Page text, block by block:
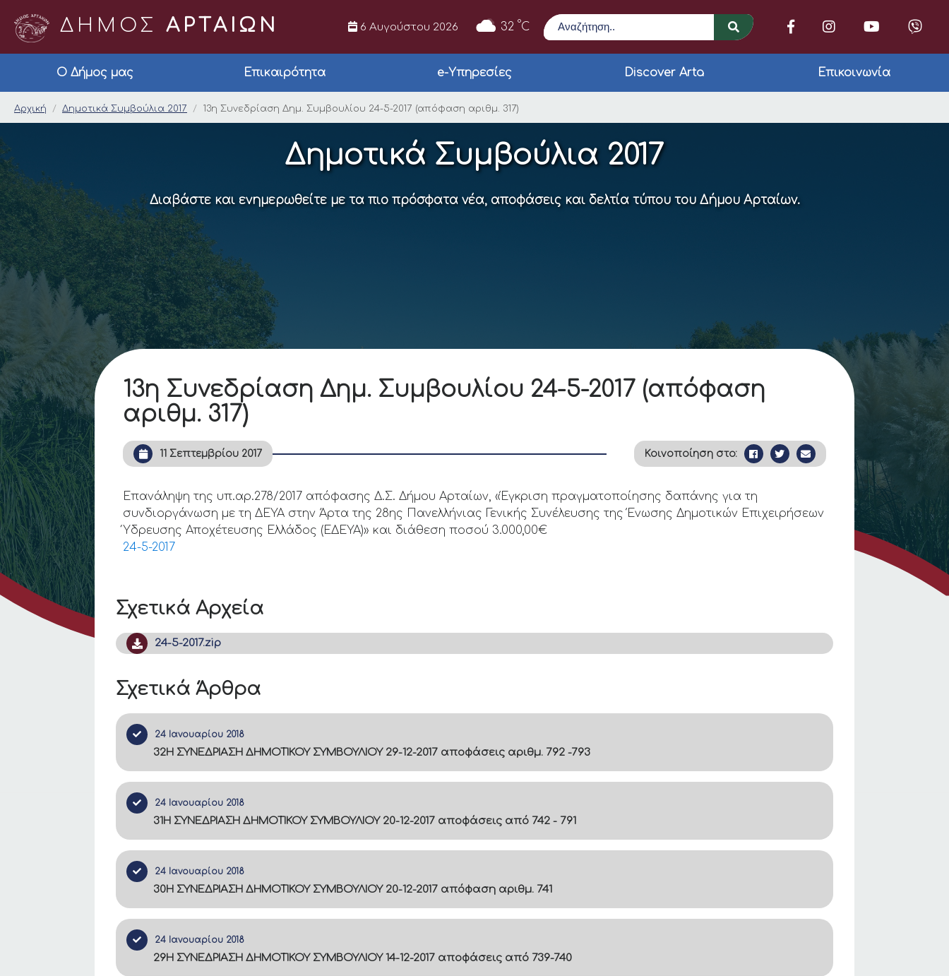
ΔΗΜΟΣ ΑΡΤΑΙΩΝ 6 Αυγούστου 2026 32 °C
Αναζήτηση
Ο Δήμος μας Επικαιρότητα e-Υπηρεσίες Discover Arta Επικοινωνία
13η Συνεδρίαση Δημ. Συμβουλίου 24-5-2017 (απόφαση αριθμ.
Αρχική Δημοτικά Συμβούλια 2017 13η Συνεδρίαση Δημ. Συμβουλίου 24-5-2017 (απόφαση αριθμ. 317)
Δημοτικά Συμβούλια 2017
Διαβάστε και ενημερωθείτε με τα πιο πρόσφατα νέα, αποφάσεις και δελτία τύπου του Δήμου Αρταίων.
Σχετικά Αρχεία
24-5-2017.zip
Σχετικά Άρθρα
24 Ιανουαρίου 2018
32Η ΣΥΝΕΔΡΙΑΣΗ ΔΗΜΟΤΙΚΟΥ ΣΥΜΒΟΥΛΙΟΥ 29-12-2017 αποφάσεις αριθμ. 792 -793
24 Ιανουαρίου 2018
31Η ΣΥΝΕΔΡΙΑΣΗ ΔΗΜΟΤΙΚΟΥ ΣΥΜΒΟΥΛΙΟΥ 20-12-2017 αποφάσεις από 742 - 791
24 Ιανουαρίου 2018
30Η ΣΥΝΕΔΡΙΑΣΗ ΔΗΜΟΤΙΚΟΥ ΣΥΜΒΟΥΛΙΟΥ 20-12-2017 απόφαση αριθμ. 741
24 Ιανουαρίου 2018
29Η ΣΥΝΕΔΡΙΑΣΗ ΔΗΜΟΤΙΚΟΥ ΣΥΜΒΟΥΛΙΟΥ 14-12-2017 αποφάσεις από 739-740
13η Συνεδρίαση Δημ. Συμβουλίου 24-5-2017 (απόφαση
αριθμ. 317)
11 Σεπτεμβρίου 2017 Κοινοποίηση στο:
Επανάληψη της υπ.αρ.278/2017 απόφασης Δ.Σ. Δήμου Αρταίων, «Έγκριση πραγματοποίησης δαπάνης για τη
συνδιοργάνωση με τη ΔΕΥΑ στην Άρτα της 28ης Πανελλήνιας Γενικής Συνέλευσης της Ένωσης Δημοτικών Επιχειρήσεων
Ύδρευσης Αποχέτευσης Ελλάδος (ΕΔΕΥΑ)» και διάθεση ποσού 3.000,00€
24-5-2017